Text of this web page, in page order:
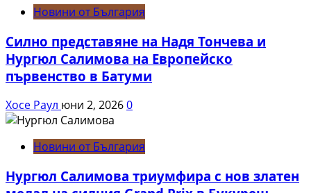
Новини от България
Силно представяне на Надя Тончева и
Нургюл Салимова на Европейско
първенство в Батуми
Хосе Раул юни 2, 20260
Новини от България
Нургюл Салимова триумфира с нов златен